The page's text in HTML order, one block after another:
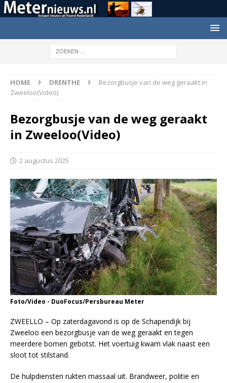
HOME DRENTHE
Bezorgbusje van de weg geraakt in
Zweeloo(Video)
Bezorgbusje van de weg geraakt
in Zweeloo(Video)
2 augustus 2025
Foto/Video - DuoFocus/Persbureau Meter
ZWEELLO – Op zaterdagavond is op de Schapendijk bij
Zweeloo een bezorgbusje van de weg geraakt en tegen
meerdere bomen gebotst. Het voertuig kwam vlak naast een
sloot tot stilstand.
De hulpdiensten rukten massaal uit. Brandweer, politie en